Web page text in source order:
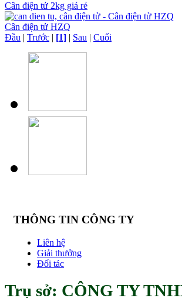
Cân điện tử 2kg giá rẻ
Cân điện tử HZQ
Đầu | Trước | [1] | Sau | Cuối
THÔNG TIN CÔNG TY
Liên hệ
Giải thưởng
Đối tác
Trụ sở: CÔNG TY